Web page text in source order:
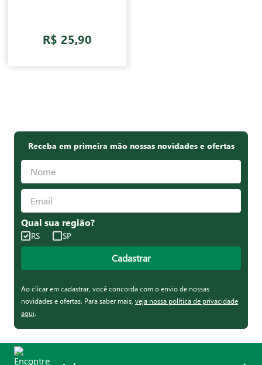
R$ 25,90
Receba em primeira mão nossas novidades e ofertas
Qual sua região?
RS SP
Cadastrar
Ao clicar em cadastrar, você concorda com o envio de nossas
novidades e ofertas. Para saber mais, veja nossa política de privacidade
aqui.